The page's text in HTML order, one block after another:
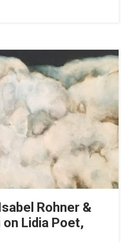
Rohner &
Lidia Poet,